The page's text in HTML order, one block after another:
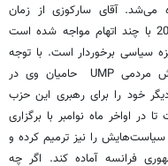
آقای سارکوزی از زمان
شکست از فرانسوا اولاند در انتخابات سال 2012 با چند اتهام مواجه شده است
سیاسی برخوردار است. با توجه
به نبود رهبری قوی در حزب اتحاد برای جنبش مردمی UMP حامیان وی در
خود را برای رهبری این حزب
اواخر ماه نوامبر با برگزاری
را نیز ترمیم کرده و
فرانسه آماده کند. اگر چه